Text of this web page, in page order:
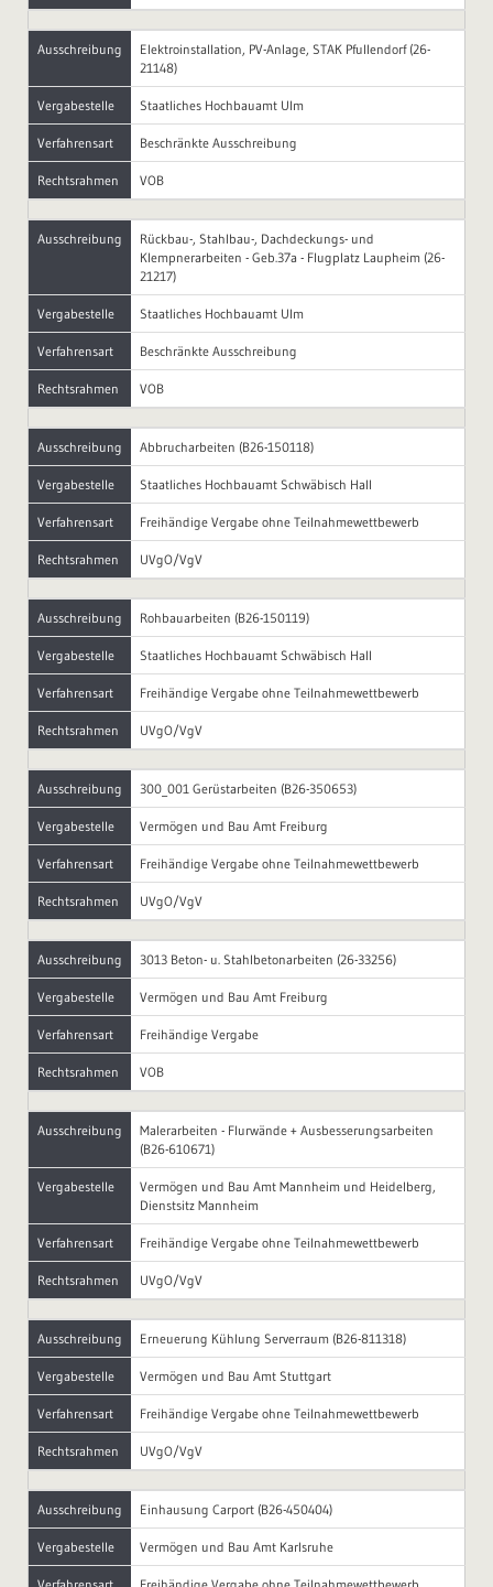
Ausschreibung
Elektroinstallation, PV-Anlage, STAK Pfullendorf (26-
21148)
Vergabestelle Staatliches Hochbauamt Ulm
Verfahrensart Beschränkte Ausschreibung
Rechtsrahmen VOB
Ausschreibung
Rückbau-, Stahlbau-, Dachdeckungs- und
Klempnerarbeiten - Geb.37a - Flugplatz Laupheim (26-
21217)
Vergabestelle Staatliches Hochbauamt Ulm
Verfahrensart Beschränkte Ausschreibung
Rechtsrahmen VOB
Ausschreibung Abbrucharbeiten (B26-150118)
Vergabestelle Staatliches Hochbauamt Schwäbisch Hall
Verfahrensart Freihändige Vergabe ohne Teilnahmewettbewerb
Rechtsrahmen UVgO/VgV
Ausschreibung Rohbauarbeiten (B26-150119)
Vergabestelle Staatliches Hochbauamt Schwäbisch Hall
Verfahrensart Freihändige Vergabe ohne Teilnahmewettbewerb
Rechtsrahmen UVgO/VgV
Ausschreibung 300_001 Gerüstarbeiten (B26-350653)
Vergabestelle Vermögen und Bau Amt Freiburg
Verfahrensart Freihändige Vergabe ohne Teilnahmewettbewerb
Rechtsrahmen UVgO/VgV
Ausschreibung 3013 Beton- u. Stahlbetonarbeiten (26-33256)
Vergabestelle Vermögen und Bau Amt Freiburg
Verfahrensart Freihändige Vergabe
Rechtsrahmen VOB
Ausschreibung
Malerarbeiten - Flurwände + Ausbesserungsarbeiten
(B26-610671)
Vergabestelle
Vermögen und Bau Amt Mannheim und Heidelberg,
Dienstsitz Mannheim
Verfahrensart Freihändige Vergabe ohne Teilnahmewettbewerb
Rechtsrahmen UVgO/VgV
Ausschreibung Erneuerung Kühlung Serverraum (B26-811318)
Vergabestelle Vermögen und Bau Amt Stuttgart
Verfahrensart Freihändige Vergabe ohne Teilnahmewettbewerb
Rechtsrahmen UVgO/VgV
Ausschreibung Einhausung Carport (B26-450404)
Vergabestelle Vermögen und Bau Amt Karlsruhe